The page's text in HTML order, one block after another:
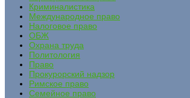
Криминалистика
Международное право
Налоговое право
ОБЖ
Охрана труда
Политология
Право
Прокурорский надзор
Римское право
Семейное право